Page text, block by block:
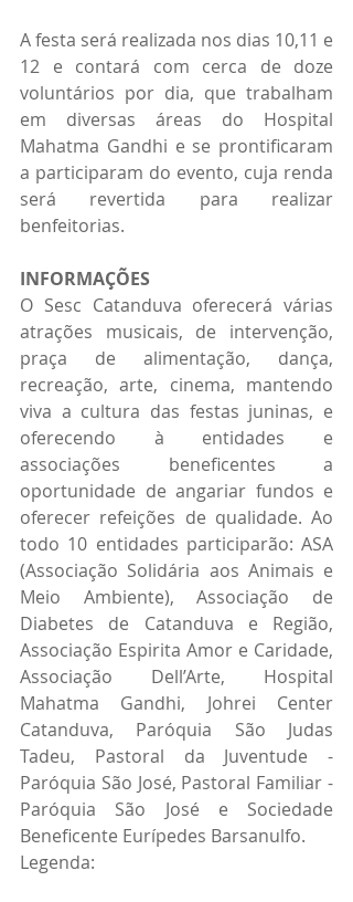
A festa será realizada nos dias 10,11 e
12 e contará com cerca de doze
voluntários por dia, que trabalham
em diversas áreas do Hospital
Mahatma Gandhi e se prontificaram
a participaram do evento, cuja renda
será revertida para realizar
benfeitorias.
INFORMAÇÕES
O Sesc Catanduva oferecerá várias
atrações musicais, de intervenção,
praça de alimentação, dança,
recreação, arte, cinema, mantendo
viva a cultura das festas juninas, e
oferecendo à entidades e
associações beneficentes a
oportunidade de angariar fundos e
oferecer refeições de qualidade. Ao
todo 10 entidades participarão: ASA
(Associação Solidária aos Animais e
Meio Ambiente), Associação de
Diabetes de Catanduva e Região,
Associação Espirita Amor e Caridade,
Associação Dell’Arte, Hospital
Mahatma Gandhi, Johrei Center
Catanduva, Paróquia São Judas
Tadeu, Pastoral da Juventude -
Paróquia São José, Pastoral Familiar -
Paróquia São José e Sociedade
Beneficente Eurípedes Barsanulfo.
Legenda: